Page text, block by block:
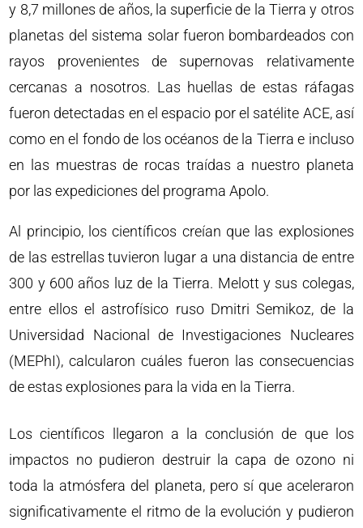
y 8,7 millones de años, la superficie de la Tierra y otros
planetas del sistema solar fueron bombardeados con
rayos provenientes de supernovas relativamente
cercanas a nosotros. Las huellas de estas ráfagas
fueron detectadas en el espacio por el satélite ACE, así
como en el fondo de los océanos de la Tierra e incluso
en las muestras de rocas traídas a nuestro planeta
por las expediciones del programa Apolo.
Al principio, los científicos creían que las explosiones
de las estrellas tuvieron lugar a una distancia de entre
300 y 600 años luz de la Tierra. Melott y sus colegas,
entre ellos el astrofísico ruso Dmitri Semikoz, de la
Universidad Nacional de Investigaciones Nucleares
(MEPhI), calcularon cuáles fueron las consecuencias
de estas explosiones para la vida en la Tierra.
Los científicos llegaron a la conclusión de que los
impactos no pudieron destruir la capa de ozono ni
toda la atmósfera del planeta, pero sí que aceleraron
significativamente el ritmo de la evolución y pudieron